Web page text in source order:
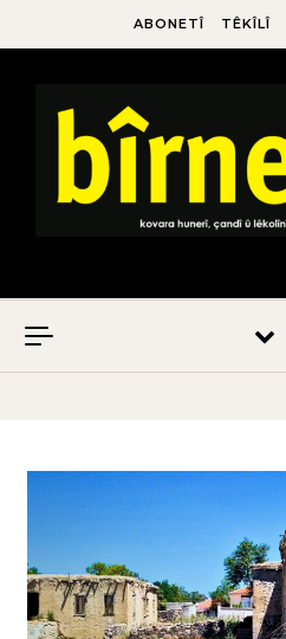
ABONETÎ TÊKÎLÎ